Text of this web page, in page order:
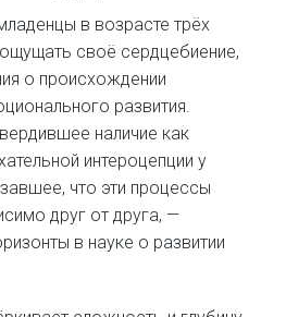
в возрасте трёх
своё сердцебиение,
о происхождении
развития.
наличие как
интероцепции у
что эти процессы
друг от друга, —
в науке о развитии